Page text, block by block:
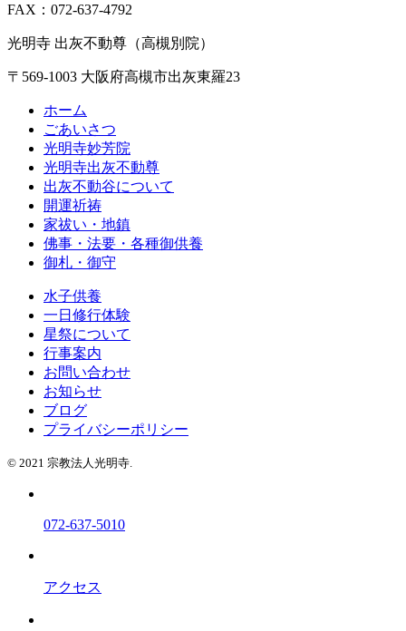
FAX：072-637-4792
光明寺 出灰不動尊（高槻別院）
〒569-1003 大阪府高槻市出灰東羅23
ホーム
ごあいさつ
光明寺妙芳院
光明寺出灰不動尊
出灰不動谷について
開運祈祷
家祓い・地鎮
佛事・法要・各種御供養
御札・御守
水子供養
一日修行体験
星祭について
行事案内
お問い合わせ
お知らせ
ブログ
プライバシーポリシー
© 2021 宗教法人光明寺.
072-637-5010
アクセス